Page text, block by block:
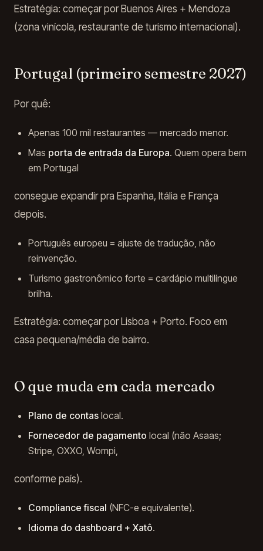
Estratégia: começar por Buenos Aires + Mendoza
(zona vinícola, restaurante de turismo internacional).
Portugal (primeiro semestre 2027)
Por quê:
Apenas 100 mil restaurantes — mercado menor.
Mas porta de entrada da Europa. Quem opera bem
em Portugal
consegue expandir pra Espanha, Itália e França
depois.
Português europeu = ajuste de tradução, não
reinvenção.
Turismo gastronômico forte = cardápio multilíngue
brilha.
Estratégia: começar por Lisboa + Porto. Foco em
casa pequena/média de bairro.
O que muda em cada mercado
Plano de contas local.
Fornecedor de pagamento local (não Asaas;
Stripe, OXXO, Wompi,
conforme país).
Compliance fiscal (NFC-e equivalente).
Idioma do dashboard + Xatô.